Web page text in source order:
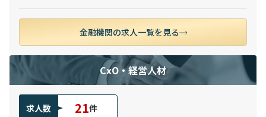
金融機関の求人一覧を見る
CxO・経営人材
求人数 21件